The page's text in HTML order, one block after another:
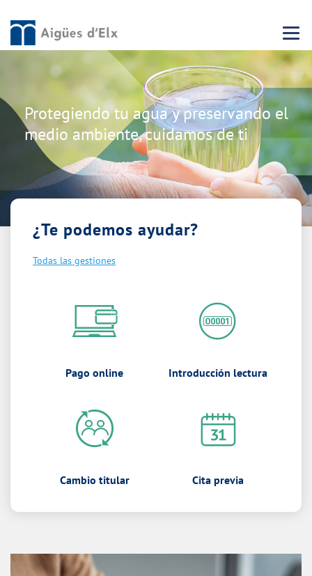
Menu
Protegiendo tu agua y preservando el
medio ambiente, cuidamos de ti
¿Te podemos ayudar?
Todas las gestiones
Pago online Introducción lectura
Cambio titular Cita previa